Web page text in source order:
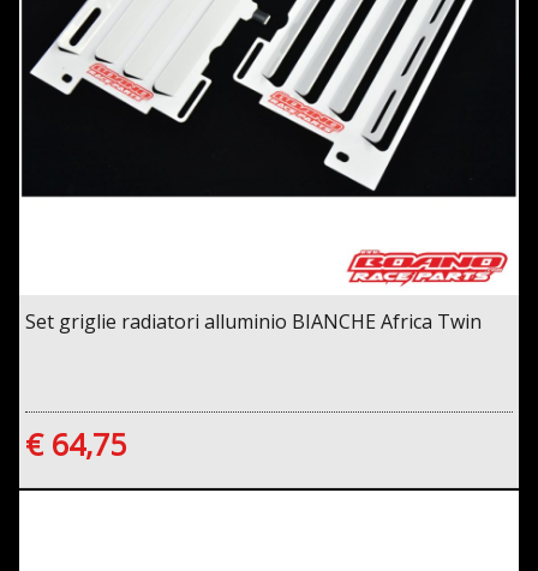
Set griglie radiatori alluminio BIANCHE Africa Twin
€ 64,75